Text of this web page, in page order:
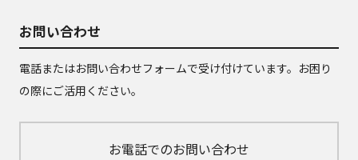
お問い合わせ
電話またはお問い合わせフォームで受け付けています。お困り
の際にご活用ください。
お電話でのお問い合わせ